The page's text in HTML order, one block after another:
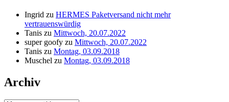
Ingrid zu HERMES Paketversand nicht mehr
vertrauenswürdig
Tanis zu Mittwoch, 20.07.2022
super goofy zu Mittwoch, 20.07.2022
Tanis zu Montag, 03.09.2018
Muschel zu Montag, 03.09.2018
Archiv